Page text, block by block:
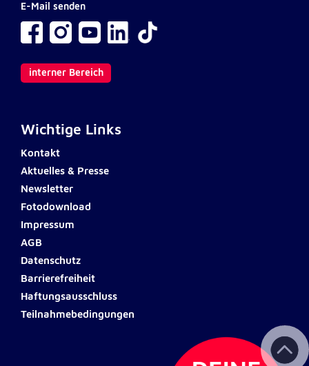
E-Mail senden
interner Bereich
Wichtige Links
Kontakt
Aktuelles & Presse
Newsletter
Fotodownload
Impressum
AGB
Datenschutz
Barrierefreiheit
Haftungsausschluss
Teilnahmebedingungen